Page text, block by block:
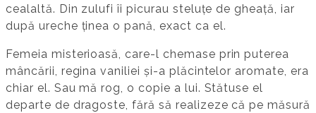
cealaltă. Din zulufi îi picurau steluțe de gheață, iar
după ureche ținea o pană, exact ca el.
Femeia misterioasă, care-l chemase prin puterea
mâncării, regina vaniliei și-a plăcintelor aromate, era
chiar el. Sau mă rog, o copie a lui. Stătuse el
departe de dragoste, fără să realizeze că pe măsură